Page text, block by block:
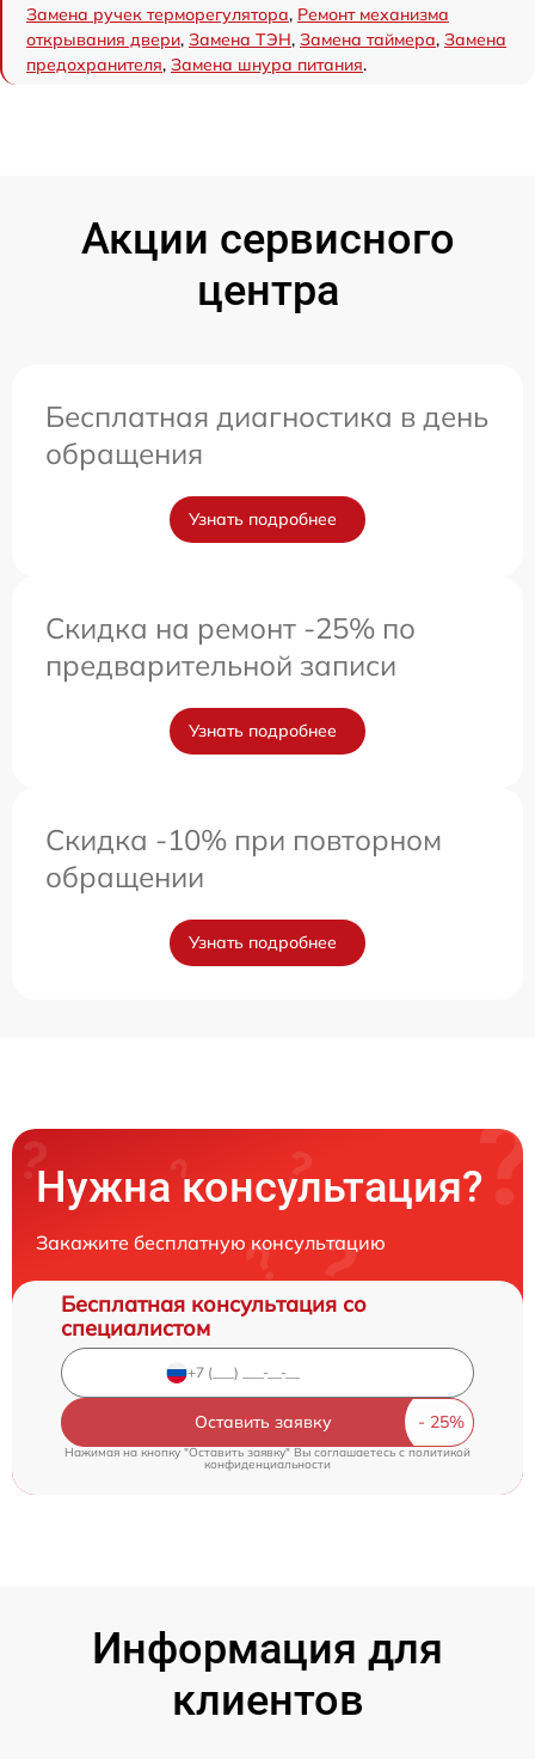
Замена ручек терморегулятора, Ремонт механизма
открывания двери, Замена ТЭН, Замена таймера, Замена
предохранителя, Замена шнура питания.
Акции сервисного
центра
Бесплатная диагностика в день
обращения
Узнать подробнее
Скидка на ремонт -25% по
предварительной записи
Узнать подробнее
Скидка -10% при повторном
обращении
Узнать подробнее
Нужна консультация?
Закажите бесплатную консультацию
Бесплатная консультация со
специалистом
Оставить заявку
Нажимая на кнопку "Оставить заявку" Вы соглашаетесь cполитикой
конфиденциальности
Информация для
клиентов